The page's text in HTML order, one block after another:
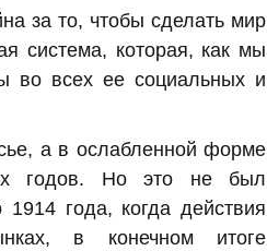
за то, чтобы сделать мир
система, которая, как мы
во всех ее социальных и
а в ослабленной форме
х годов. Но это не был
1914 года, когда действия
в конечном итоге